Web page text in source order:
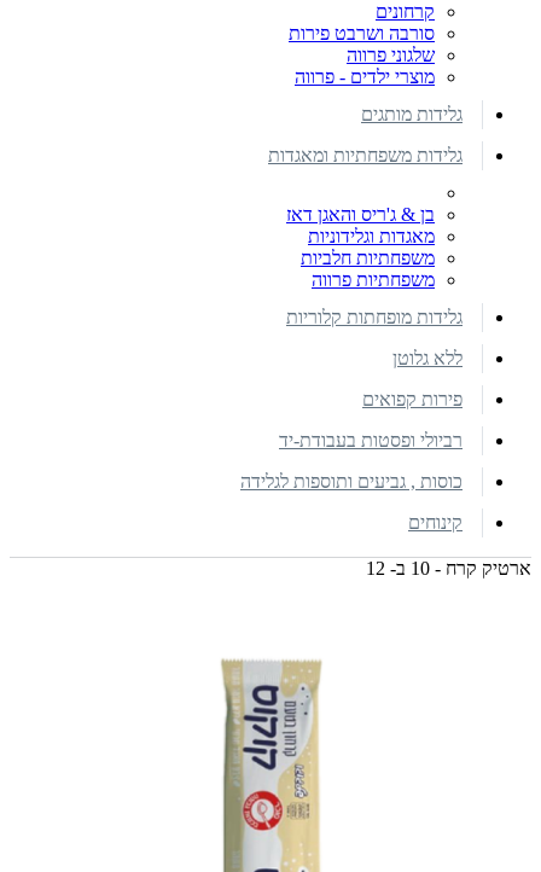
קרחונים
סורבה ושרבט פירות
שלגוני פרווה
מוצרי ילדים - פרווה
גלידות מותגים
גלידות משפחתיות ומאגדות
בן & ג'ריס והאגן דאז
מאגדות וגלידוניות
משפחתיות חלביות
משפחתיות פרווה
גלידות מופחתות קלוריות
ללא גלוטן
פירות קפואים
רביולי ופסטות בעבודת-יד
כוסות , גביעים ותוספות לגלידה
קינוחים
ארטיק קרח - 10 ב- 12